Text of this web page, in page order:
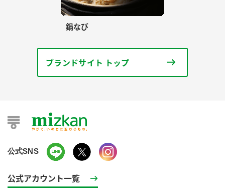
鍋なび
ブランドサイト トップ
公式SNS
公式アカウント一覧